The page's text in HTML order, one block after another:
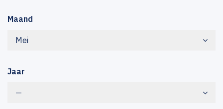
Maand
Mei
Jaar
—